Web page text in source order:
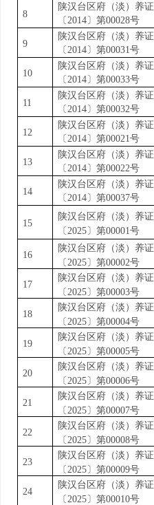
8
陕汉台区府（淡）养证
〔 2014 〕第00028号
9
陕汉台区府（淡）养证
〔 2014 〕第00031号
10
陕汉台区府（淡）养证
〔 2014 〕第00033号
11
陕汉台区府（淡）养证
〔 2014 〕第00032号
12
陕汉台区府（淡）养证
〔 2014 〕第00021号
13
陕汉台区府（淡）养证
〔 2014 〕第00022号
14
陕汉台区府（淡）养证
〔 2014 〕第00037号
15
陕汉台区府（淡）养证
〔 2025 〕第00001号
16
陕汉台区府（淡）养证
〔 2025 〕第00002号
17
陕汉台区府（淡）养证
〔 2025 〕第00003号
18
陕汉台区府（淡）养证
〔 2025 〕第00004号
19
陕汉台区府（淡）养证
〔 2025 〕第00005号
20
陕汉台区府（淡）养证
〔 2025 〕第00006号
21
陕汉台区府（淡）养证
〔 2025 〕第00007号
22
陕汉台区府（淡）养证
〔 2025 〕第00008号
23
陕汉台区府（淡）养证
〔 2025 〕第00009号
24
陕汉台区府（淡）养证
〔 2025 〕第00010号